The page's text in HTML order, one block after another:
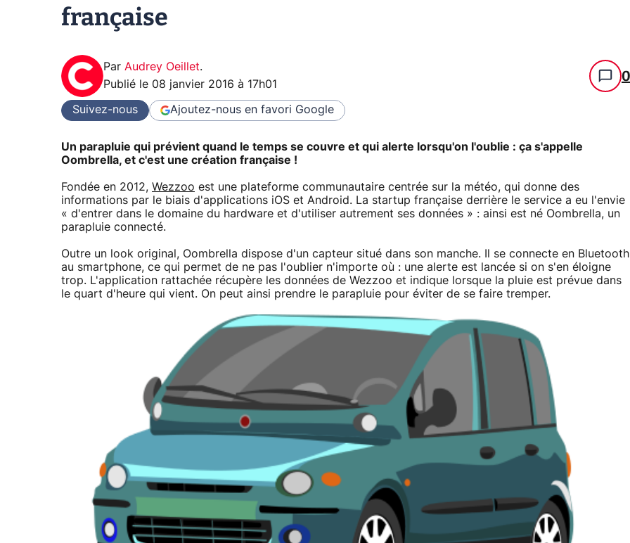
française
Par Audrey Oeillet.
Publié le 08 janvier 2016 à 17h01 0
Suivez-nous Ajoutez-nous en favori Google
Un parapluie qui prévient quand le temps se couvre et qui alerte lorsqu'on l'oublie : ça s'appelle
Oombrella, et c'est une création française !
Fondée en 2012, Wezzoo est une plateforme communautaire centrée sur la météo, qui donne des
informations par le biais d'applications iOS et Android. La startup française derrière le service a eu l'envie
« d'entrer dans le domaine du hardware et d'utiliser autrement ses données » : ainsi est né Oombrella, un
parapluie connecté.
Outre un look original, Oombrella dispose d'un capteur situé dans son manche. Il se connecte en Bluetooth
au smartphone, ce qui permet de ne pas l'oublier n'importe où : une alerte est lancée si on s'en éloigne
trop. L'application rattachée récupère les données de Wezzoo et indique lorsque la pluie est prévue dans
le quart d'heure qui vient. On peut ainsi prendre le parapluie pour éviter de se faire tremper.